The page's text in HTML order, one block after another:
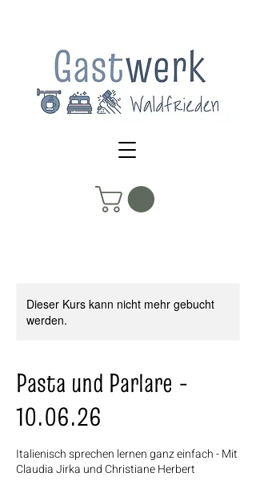
Dieser Kurs kann nicht mehr gebucht
werden.
Pasta und Parlare -
10.06.26
Italienisch sprechen lernen ganz einfach - Mit
Claudia Jirka und Christiane Herbert